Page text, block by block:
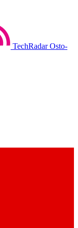
TechRadar Osto-